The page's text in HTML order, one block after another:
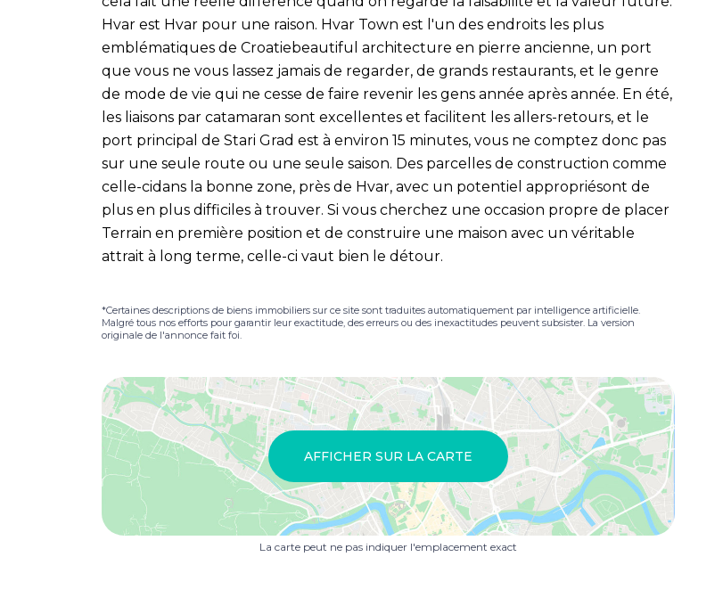
Hvar est Hvar pour une raison. Hvar Town est l'un des endroits les plus
emblématiques de Croatiebeautiful architecture en pierre ancienne, un port
que vous ne vous lassez jamais de regarder, de grands restaurants, et le genre
de mode de vie qui ne cesse de faire revenir les gens année après année. En été,
les liaisons par catamaran sont excellentes et facilitent les allers-retours, et le
port principal de Stari Grad est à environ 15 minutes, vous ne comptez donc pas
sur une seule route ou une seule saison. Des parcelles de construction comme
celle-cidans la bonne zone, près de Hvar, avec un potentiel appropriésont de
plus en plus difficiles à trouver. Si vous cherchez une occasion propre de placer
Terrain en première position et de construire une maison avec un véritable
attrait à long terme, celle-ci vaut bien le détour.
*Certaines descriptions de biens immobiliers sur ce site sont traduites automatiquement par intelligence artificielle.
Malgré tous nos efforts pour garantir leur exactitude, des erreurs ou des inexactitudes peuvent subsister. La version
originale de l'annonce fait foi.
AFFICHER SUR LA CARTE
La carte peut ne pas indiquer l'emplacement exact